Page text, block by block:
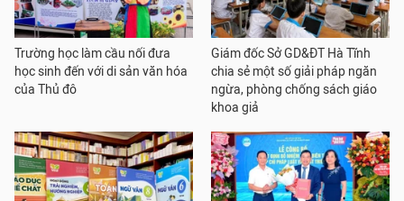
Trường học làm cầu nối đưa
học sinh đến với di sản văn hóa
của Thủ đô
Giám đốc Sở GD&ĐT Hà Tĩnh
chia sẻ một số giải pháp ngăn
ngừa, phòng chống sách giáo
khoa giả